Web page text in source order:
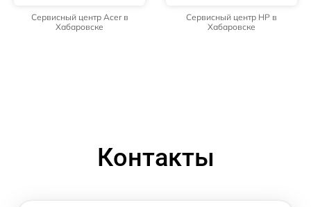
Сервисный центр Acer в
Хабаровске
Сервисный центр HP в
Хабаровске
Контакты